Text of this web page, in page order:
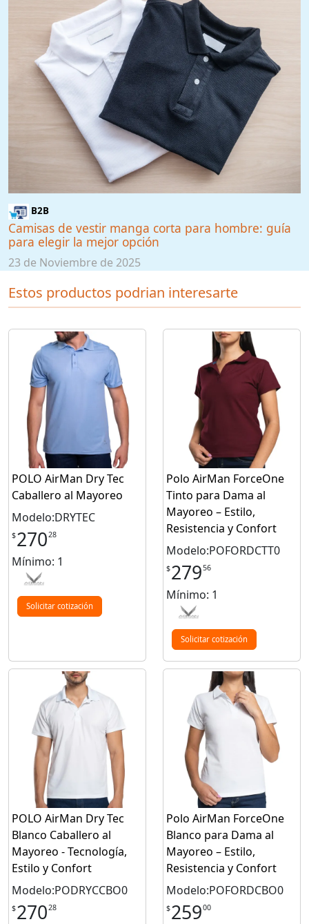
B2B
Camisas de vestir manga corta para hombre: guía
para elegir la mejor opción
23 de Noviembre de 2025
Estos productos podrian interesarte
POLO AirMan Dry Tec
Caballero al Mayoreo
Modelo:DRYTEC
$270 28
Mínimo: 1
Solicitar cotización
Polo AirMan ForceOne
Tinto para Dama al
Mayoreo – Estilo,
Resistencia y Confort
Modelo:POFORDCTT0
$279 56
Mínimo: 1
Solicitar cotización
POLO AirMan Dry Tec
Blanco Caballero al
Mayoreo - Tecnología,
Estilo y Confort
Modelo:PODRYCCBO0
$270 28
Polo AirMan ForceOne
Blanco para Dama al
Mayoreo – Estilo,
Resistencia y Confort
Modelo:POFORDCBO0
$25900